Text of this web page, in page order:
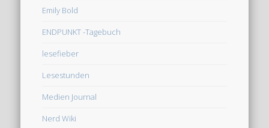
Emily Bold
ENDPUNKT -Tagebuch
lesefieber
Lesestunden
Medien Journal
Nerd Wiki